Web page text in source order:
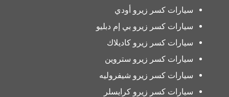
سيارات كسر زيرو أودي
سيارات كسر زيرو بي إم دبليو
سيارات كسر زيرو كاديلاك
سيارات كسر زيرو ستروين
سيارات كسر زيرو شيفروليه
سيارات كسر زيرو كرايسلر